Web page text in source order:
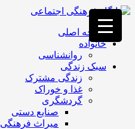
فصد
خون
غرب
تهران
خشکشویی
تصفیه
صفحه اصلی
خانواده
روانشناسی
سبک زندگی
زندگی مشترک
غذا و خوراک
گردشگری
صنایع دستی
میراث فرهنگی